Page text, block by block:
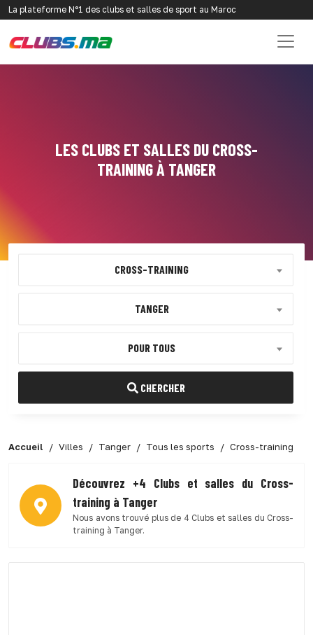
La plateforme N°1 des clubs et salles de sport au Maroc
LES CLUBS ET SALLES DU CROSS-
TRAINING À TANGER
CROSS-TRAINING
TANGER
POUR TOUS
CHERCHER
Accueil Villes Tanger Tous les sports Cross-training
Découvrez +4 Clubs et salles du Cross-
training à Tanger
Nous avons trouvé plus de 4 Clubs et salles du Cross-
training à Tanger.